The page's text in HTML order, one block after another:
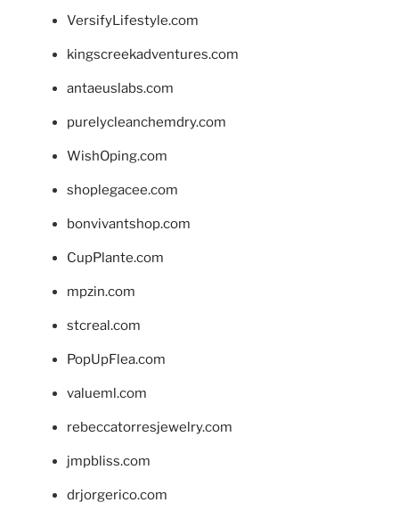
VersifyLifestyle.com
kingscreekadventures.com
antaeuslabs.com
purelycleanchemdry.com
WishOping.com
shoplegacee.com
bonvivantshop.com
CupPlante.com
mpzin.com
stcreal.com
PopUpFlea.com
valueml.com
rebeccatorresjewelry.com
jmpbliss.com
drjorgerico.com